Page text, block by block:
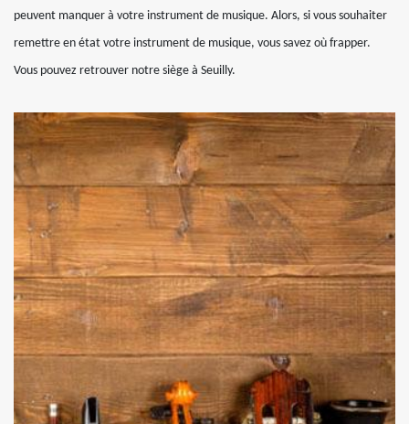
peuvent manquer à votre instrument de musique. Alors, si vous souhaiter
remettre en état votre instrument de musique, vous savez où frapper.
Vous pouvez retrouver notre siège à Seuilly.